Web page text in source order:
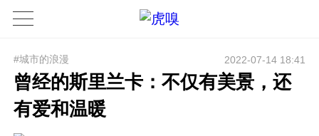
#城市的浪漫 2022-07-14 18:41
曾经的斯里兰卡：不仅有美景，还
有爱和温暖